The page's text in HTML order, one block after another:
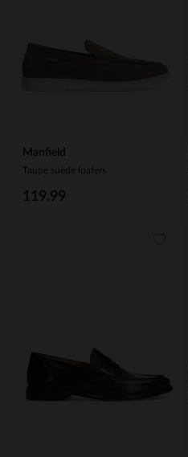
Manfield
Taupe suède loafers
119.99